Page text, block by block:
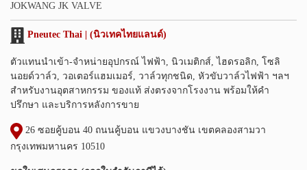
JOKWANG JK VALVE
Pneutec Thai | (นิวเทคไทยแลนด์)
ตัวแทนนำเข้า-จำหน่ายอุปกรณ์ ไฟฟ้า, นิวเมติกส์, ไฮดรอลิก, โซลิ
นอยด์วาล์ว, วอเตอร์แฮมเมอร์, วาล์วทุกชนิด, หัวขับวาล์วไฟฟ้า ฯลฯ
สำหรับงานอุตสาหกรรม ของแท้ ส่งตรงจากโรงงาน พร้อมให้คำ
ปรึกษา และบริการหลังการขาย
26 ซอยคู้บอน 40 ถนนคู้บอน แขวงบางชัน เขตคลองสามวา
กรุงเทพมหานคร 10510